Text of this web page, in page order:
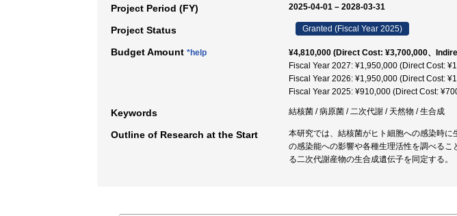
Project Period (FY) 2025-04-01 – 2028-03-31
Project Status Granted (Fiscal Year 2025)
Budget Amount *help
¥4,810,000 (Direct Cost: ¥3,700,000、
Fiscal Year 2027: ¥1,950,000 (Direct Cost:
Fiscal Year 2026: ¥1,950,000 (Direct Cost:
Fiscal Year 2025: ¥910,000 (Direct Cost:
Keywords 結核菌 / 病原菌 / 二次代謝 / 天然物 / 生合成
Outline of Research at the Start
本研究では、結核菌がヒト細胞への感染時
の感染能への影響や各種生理活性を調べる
る二次代謝産物の生合成遺伝子を同定する。